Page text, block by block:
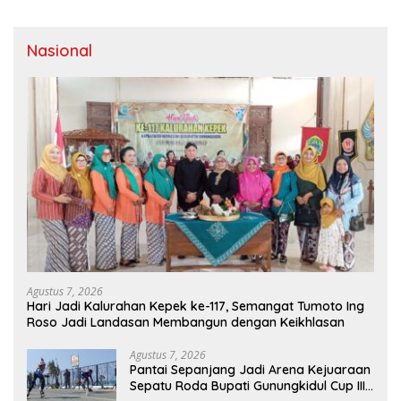
Nasional
Agustus 7, 2026
Hari Jadi Kalurahan Kepek ke-117, Semangat Tumoto Ing
Roso Jadi Landasan Membangun dengan Keikhlasan
Agustus 7, 2026
Pantai Sepanjang Jadi Arena Kejuaraan
Sepatu Roda Bupati Gunungkidul Cup III